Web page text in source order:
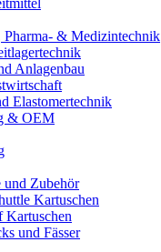
Pharma- & Medizintechnik
Anlagenbau
Elastomertechnik
& OEM
und Zubehör
Kartuschen
Kartuschen
und Fässer